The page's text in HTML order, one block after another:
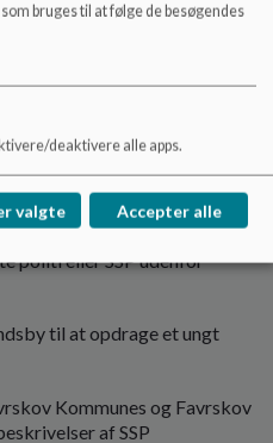
1448 eller mail
og unge kan I måske finde
kommuner.
os om generende aktiviteter
politi eller SSP udenfor
til at opdrage et ungt
Kommunes og Favrskov
af SSP
bruges til at følge de besøgendes
deaktivere alle apps.
valgte Accepter alle